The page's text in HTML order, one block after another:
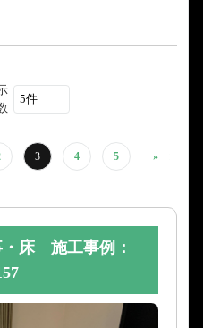
3 4 5 »
床 施工事例：